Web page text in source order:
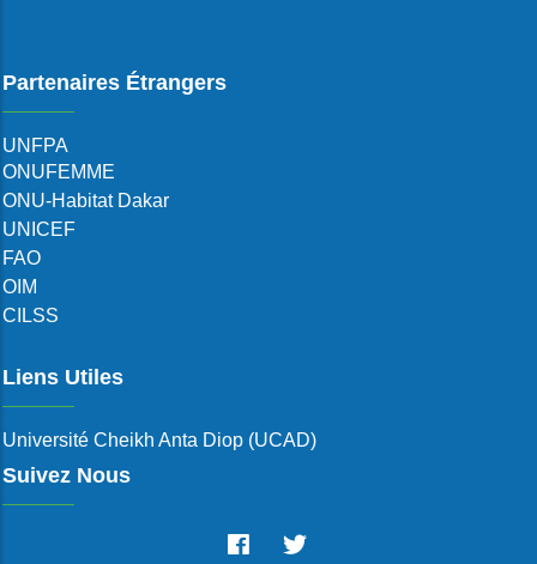
Partenaires Étrangers
UNFPA
ONUFEMME
ONU-Habitat Dakar
UNICEF
FAO
OIM
CILSS
Liens Utiles
Université Cheikh Anta Diop (UCAD)
Suivez Nous